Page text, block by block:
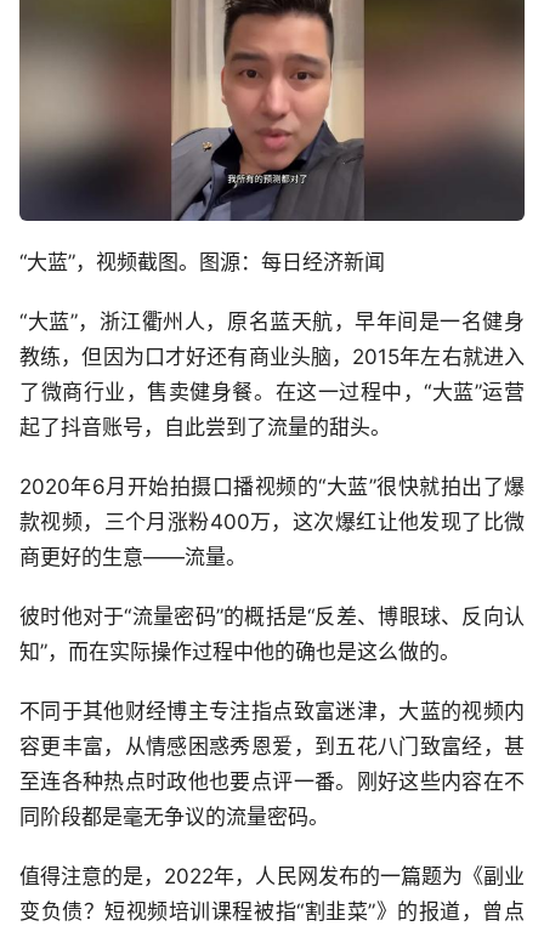
“大蓝”，视频截图。图源：每日经济新闻
“大蓝”，浙江衢州人，原名蓝天航，早年间是一名健身
教练，但因为口才好还有商业头脑，2015年左右就进入
了微商行业，售卖健身餐。在这一过程中，“大蓝”运营
起了抖音账号，自此尝到了流量的甜头。
2020年6月开始拍摄口播视频的“大蓝”很快就拍出了爆
款视频，三个月涨粉400万，这次爆红让他发现了比微
商更好的生意——流量。
彼时他对于“流量密码”的概括是“反差、博眼球、反向认
知”，而在实际操作过程中他的确也是这么做的。
不同于其他财经博主专注指点致富迷津，大蓝的视频内
容更丰富，从情感困惑秀恩爱，到五花八门致富经，甚
至连各种热点时政他也要点评一番。刚好这些内容在不
同阶段都是毫无争议的流量密码。
值得注意的是，2022年，人民网发布的一篇题为《副业
变负债？短视频培训课程被指“割韭菜”》的报道，曾点